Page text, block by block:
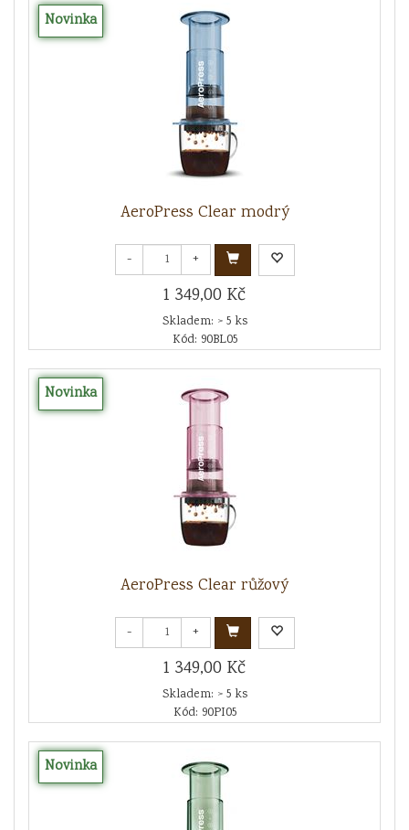
Novinka
AeroPress Clear modrý
- +
1 349,00 Kč
Skladem: > 5 ks
Kód: 90BL05
Novinka
AeroPress Clear růžový
- +
1 349,00 Kč
Skladem: > 5 ks
Kód: 90PI05
Novinka